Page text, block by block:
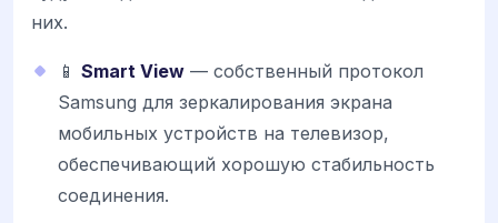
них.
📱 Smart View — собственный протокол
Samsung для зеркалирования экрана
мобильных устройств на телевизор,
обеспечивающий хорошую стабильность
соединения.